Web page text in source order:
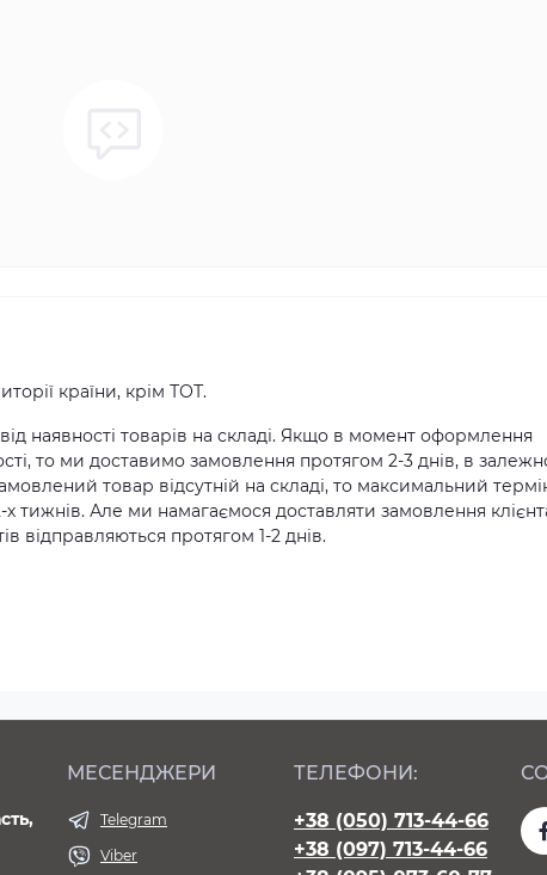
країни, крім ТОТ.
наявності товарів на складі. Якщо в момент оформлення
то ми доставимо замовлення протягом 2-3 днів, в
товар відсутній на складі, то максимальний
тижнів. Але ми намагаємося доставляти замовлення
відправляються протягом 1-2 днів.
МЕСЕНДЖЕРИ
Telegram
Viber
ТЕЛЕФОНИ:
+38 (050) 713-44-66
+38 (097) 713-44-66